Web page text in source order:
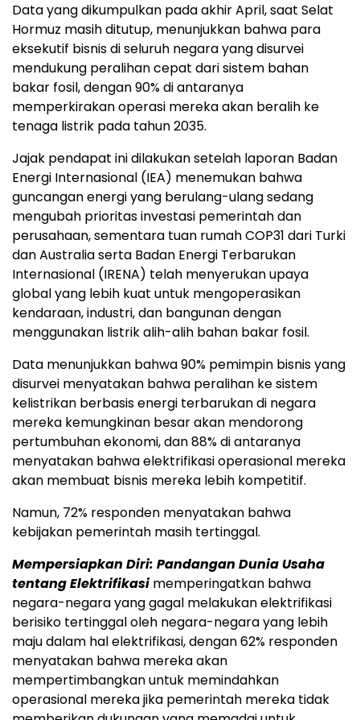
Data yang dikumpulkan pada akhir April, saat Selat
Hormuz masih ditutup, menunjukkan bahwa para
eksekutif bisnis di seluruh negara yang disurvei
mendukung peralihan cepat dari sistem bahan
bakar fosil, dengan 90% di antaranya
memperkirakan operasi mereka akan beralih ke
tenaga listrik pada tahun 2035.
Jajak pendapat ini dilakukan setelah laporan Badan
Energi Internasional (IEA) menemukan bahwa
guncangan energi yang berulang-ulang sedang
mengubah prioritas investasi pemerintah dan
perusahaan, sementara tuan rumah COP31 dari Turki
dan Australia serta Badan Energi Terbarukan
Internasional (IRENA) telah menyerukan upaya
global yang lebih kuat untuk mengoperasikan
kendaraan, industri, dan bangunan dengan
menggunakan listrik alih-alih bahan bakar fosil.
Data menunjukkan bahwa 90% pemimpin bisnis yang
disurvei menyatakan bahwa peralihan ke sistem
kelistrikan berbasis energi terbarukan di negara
mereka kemungkinan besar akan mendorong
pertumbuhan ekonomi, dan 88% di antaranya
menyatakan bahwa elektrifikasi operasional mereka
akan membuat bisnis mereka lebih kompetitif.
Namun, 72% responden menyatakan bahwa
kebijakan pemerintah masih tertinggal.
Mempersiapkan Diri: Pandangan Dunia Usaha
tentang Elektrifikasimemperingatkan bahwa
negara-negara yang gagal melakukan elektrifikasi
berisiko tertinggal oleh negara-negara yang lebih
maju dalam hal elektrifikasi, dengan 62% responden
menyatakan bahwa mereka akan
mempertimbangkan untuk memindahkan
operasional mereka jika pemerintah mereka tidak